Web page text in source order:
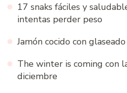
17 snaks fáciles y
intentas perder peso
Jamón cocido con
The winter is coming con
diciembre